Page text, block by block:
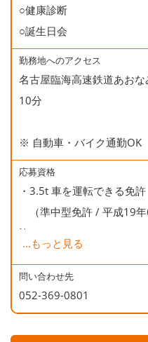
○健康診断
○誕生日会
勤務地へのアクセス
名古屋臨海高速鉄道あお
10分
※ 自動車・バイク通勤OK
応募資格
・3.5t 車を運転できる免許
（準中型免許 / 平成19
許）
・商品（エアコン）の手
方が望ましいです。
...もっと見る
問い合わせ先
052-369-0801